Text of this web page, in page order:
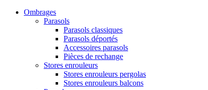
Ombrages
Parasols
Parasols classiques
Parasols déportés
Accessoires parasols
Pièces de rechange
Stores enrouleurs
Stores enrouleurs pergolas
Stores enrouleurs balcons